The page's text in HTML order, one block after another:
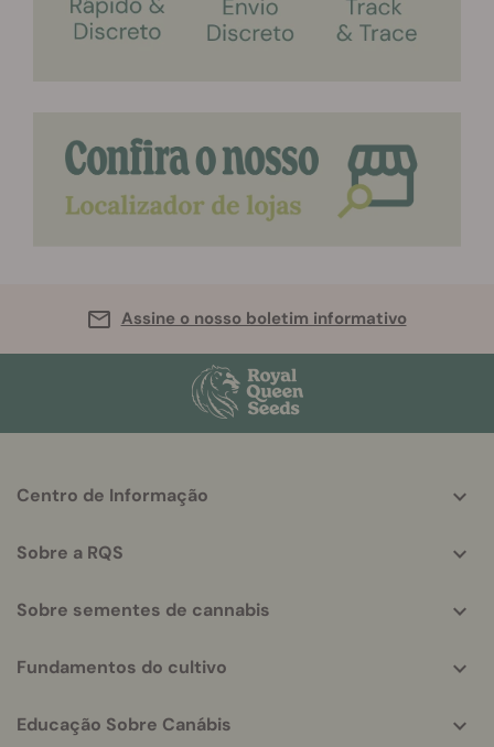
Assine o nosso boletim informativo
helpful
Centro de Informação
Sobre a RQS
Sobre sementes de cannabis
Fundamentos do cultivo
Educação Sobre Canábis